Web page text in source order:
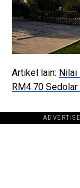
Artikel lain: Nilai
RM4.70 Sedolar